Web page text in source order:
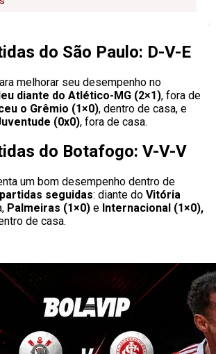
do São Paulo: D-V-E
melhorar seu desempenho no
diante do Atlético-MG (2×1), fora de
o Grêmio (1×0), dentro de casa, e
(0x0), fora de casa.
do Botafogo: V-V-V
um bom desempenho dentro de
seguidas: diante do Vitória
Palmeiras (1×0) e Internacional (1×0),
de casa.